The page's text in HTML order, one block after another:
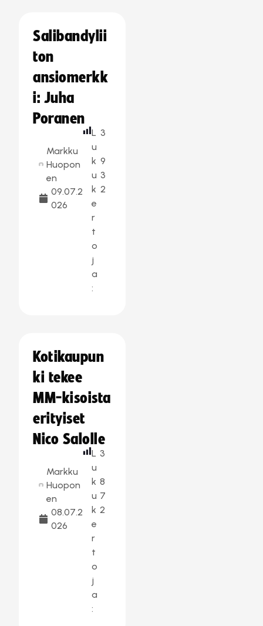
Salibandylii
ton
ansiomerkk
i: Juha
Poranen
Markku
Huopon
en
09.07.2
026
L
u
k
u
k
e
r
t
o
j
a
:
3
9
3
2
Kotikaupun
ki tekee
MM-kisoista
erityiset
Nico Salolle
Markku
Huopon
en
08.07.2
026
L
u
k
u
k
e
r
t
o
j
a
:
3
8
7
2